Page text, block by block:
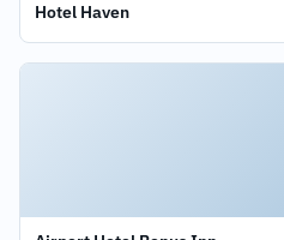
Hotel Haven